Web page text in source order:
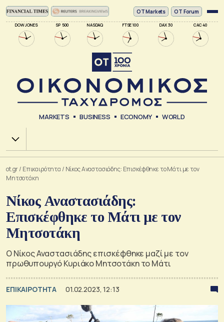
DOW JONES SP 500 NASDAQ FTSE 100 DAX 30 CAC 40
ΟΤ Markets OT Forum
MARKETS BUSINESS ECONOMY WORLD
Χ.Α.
ot.gr/ Επικαιρότητα / Νίκος Αναστασιάδης: Επισκέφθηκε το Μάτι με τον
Μητσοτάκη
Νίκος Αναστασιάδης:
Επισκέφθηκε το Μάτι με τον
Μητσοτάκη
Ο Νίκος Αναστασιάδης επισκέφθηκε μαζί με τον
πρωθυπουργό Κυριάκο Μητσοτάκη το Μάτι
ΕΠΙΚΑΙΡΟΤΗΤΑ 01.02.2023, 12:13